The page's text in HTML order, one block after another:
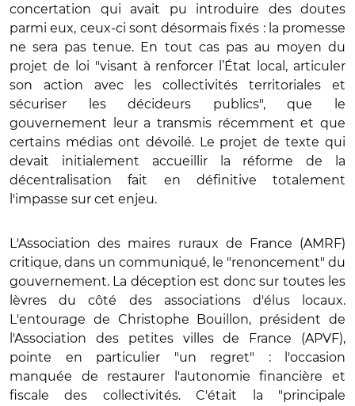
concertation qui avait pu introduire des doutes
parmi eux, ceux-ci sont désormais fixés : la promesse
ne sera pas tenue. En tout cas pas au moyen du
projet de loi "visant à renforcer l’État local, articuler
son action avec les collectivités territoriales et
sécuriser les décideurs publics", que le
gouvernement leur a transmis récemment et que
certains médias ont dévoilé. Le projet de texte qui
devait initialement accueillir la réforme de la
décentralisation fait en définitive totalement
l'impasse sur cet enjeu.
L'Association des maires ruraux de France (AMRF)
critique, dans un communiqué, le "renoncement" du
gouvernement. La déception est donc sur toutes les
lèvres du côté des associations d'élus locaux.
L'entourage de Christophe Bouillon, président de
l'Association des petites villes de France (APVF),
pointe en particulier "un regret" : l'occasion
manquée de restaurer l'autonomie financière et
fiscale des collectivités. C'était la "principale